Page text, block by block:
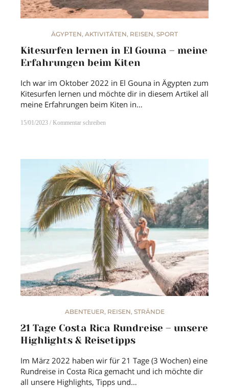
ÄGYPTEN, AKTIVITÄTEN, REISEN, SPORT
Kitesurfen lernen in El Gouna – meine
Erfahrungen beim Kiten
Ich war im Oktober 2022 in El Gouna in Ägypten zum
Kitesurfen lernen und möchte dir in diesem Artikel all
meine Erfahrungen beim Kiten in…
15/01/2023 Kommentar schreiben
ABENTEUER, REISEN, STRÄNDE
21 Tage Costa Rica Rundreise – unsere
Highlights & Reisetipps
Im März 2022 haben wir für 21 Tage (3 Wochen) eine
Rundreise in Costa Rica gemacht und ich möchte dir
all unsere Highlights, Tipps und…